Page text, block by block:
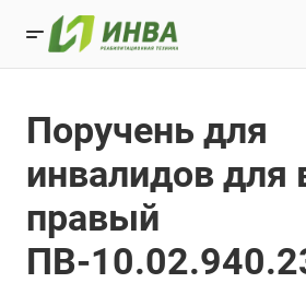
Поручень для
инвалидов для
правый
ПВ-